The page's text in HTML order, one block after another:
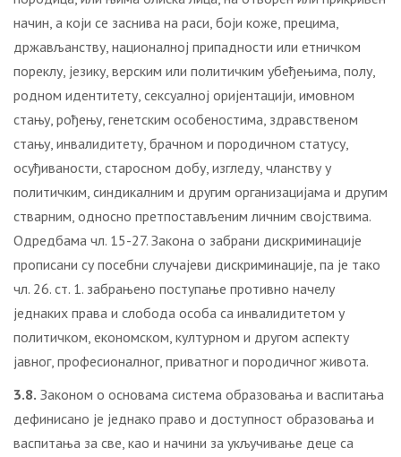
начин, а који се заснива на раси, боји коже, прецима,
држављанству, националној припадности или етничком
пореклу, језику, верским или политичким убеђењима, полу,
родном идентитету, сексуалној оријентацији, имовном
стању, рођењу, генетским особеностима, здравственом
стању, инвалидитету, брачном и породичном статусу,
осуђиваности, старосном добу, изгледу, чланству у
политичким, синдикалним и другим организацијама и другим
стварним, односно претпостављеним личним својствима.
Одредбама чл. 15-27. Закона о забрани дискриминације
прописани су посебни случајеви дискриминације, па је тако
чл. 26. ст. 1. забрањено поступање противно начелу
једнаких права и слобода особа са инвалидитетом у
политичком, економском, културном и другом аспекту
јавног, професионалног, приватног и породичног живота.
3.8. Законом о основама система образовања и васпитања
дефинисано је једнако право и доступност образовања и
васпитања за све, као и начини за укључивање деце са